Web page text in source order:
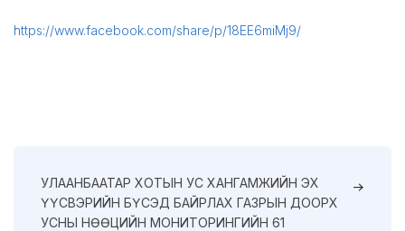
УЛААНБААТАР ХОТЫН УС ХАНГАМЖИЙН ЭХ
ҮҮСВЭРИЙН БҮСЭД БАЙРЛАХ ГАЗРЫН ДООРХ
УСНЫ НӨӨЦИЙН МОНИТОРИНГИЙН 61
https://www.facebook.com/share/p/18EE6miMj9/